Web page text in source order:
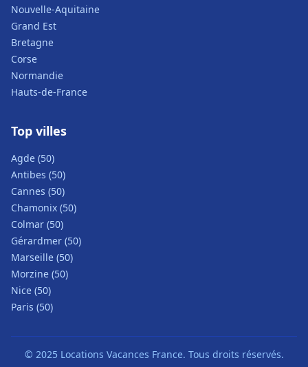
Nouvelle-Aquitaine
Grand Est
Bretagne
Corse
Normandie
Hauts-de-France
Top villes
Agde (50)
Antibes (50)
Cannes (50)
Chamonix (50)
Colmar (50)
Gérardmer (50)
Marseille (50)
Morzine (50)
Nice (50)
Paris (50)
© 2025 Locations Vacances France. Tous droits réservés.